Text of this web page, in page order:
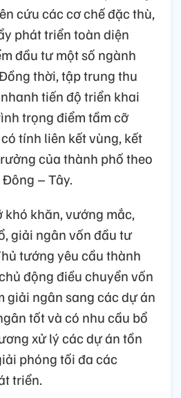
cứu các cơ chế đặc thù,
phát triển toàn diện
đầu tư một số ngành
thời, tập trung thu
tiến độ triển khai
trọng điểm tầm cỡ
tính liên kết vùng, kết
của thành phố theo
– Tây.
khó khăn, vướng mắc,
giải ngân vốn đầu tư
tướng yêu cầu thành
động điều chuyển vốn
giải ngân sang các dự án
tốt và có nhu cầu bổ
xử lý các dự án tồn
phóng tối đa các
triển.